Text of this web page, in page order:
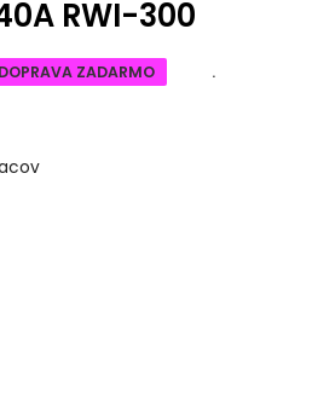
RWI-300
DOPRAVA ZADARMO .